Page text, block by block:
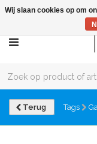
Terug Tags
Wij slaan cookies op om